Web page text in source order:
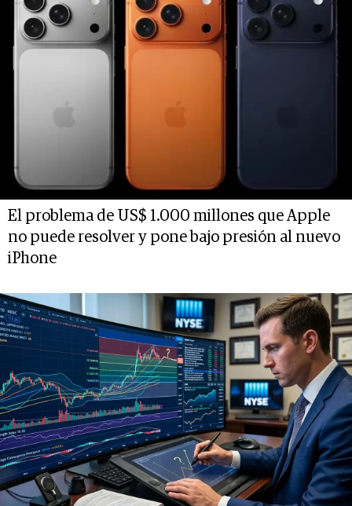
El problema de US$ 1.000 millones que Apple
no puede resolver y pone bajo presión al nuevo
iPhone